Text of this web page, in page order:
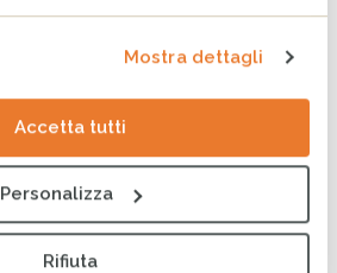
Mostra dettagli
Accetta tutti
Personalizza
Rifiuta
2024